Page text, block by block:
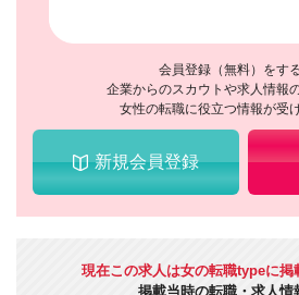
会員登録（無料）をする
企業からのスカウトや求人情報
女性の転職に役立つ情報が受
新規会員登録
現在この求人は女の転職typeに掲
掲載当時の転職・求人情